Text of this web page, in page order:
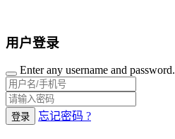
用户登录
Enter any username and password.
登录 忘记密码 ?